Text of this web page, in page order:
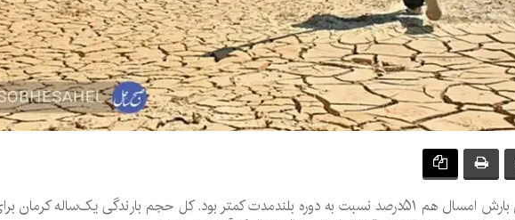
درست بعد از دو سال بسیار کم‌آب و خشک، میزان بارش امسال هم ۵۱درصد نسبت به دوره بلندمدت کمتر بود. کل حجم بارندگی یک‌ساله